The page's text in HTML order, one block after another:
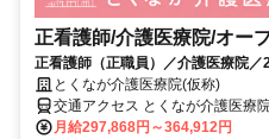
正看護師/介護医療院/オー
正看護師（正職員）／介護医療院
集 とくなが介護医療院(仮称)
交通アクセス とくなが介護医療
んたつの）駅より徒歩10分 とくなが病院 JR姫新線「東觜崎」（ひが
月給297,868円～364,912円